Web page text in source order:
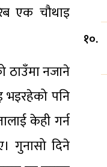
एक चौथाइ
ठाउँमा नजाने
भइरहेको पनि
केही गर्न
गुनासो दिने